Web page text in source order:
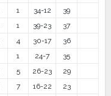
1 34-12
39
1 39-23
37
4 30-17
36
1 24-7
35
5 26-23
29
7 16-22
23